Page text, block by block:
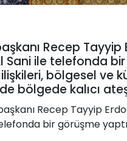
Recep
Sani ile telefonda
bölgesel ve
bölgede kalıcı
Recep Tayyip
bir görüşme